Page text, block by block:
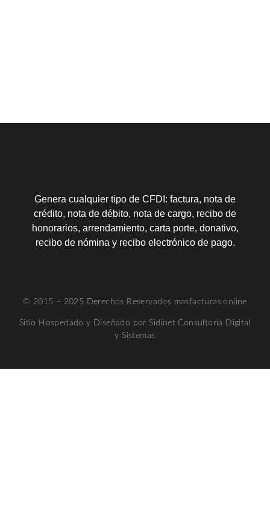
Wyns
Genera cualquier tipo de CFDI: factura, nota de
crédito, nota de débito, nota de cargo, recibo de
honorarios, arrendamiento, carta porte, donativo,
recibo de nómina y recibo electrónico de pago.
© 2015 – 2025 Derechos Reservados masfacturas.online
Sitio Hospedado y Diseñado por Sidinet Consultoría Digital
y Sistemas